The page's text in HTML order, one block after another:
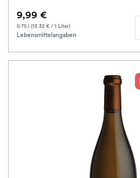
9,99 €
0.75 l (13.32 € / 1 Liter)
Lebensmittelangaben